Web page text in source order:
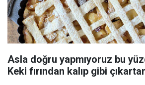
Asla doğru yapmıyoruz bu
Keki fırından kalıp gibi